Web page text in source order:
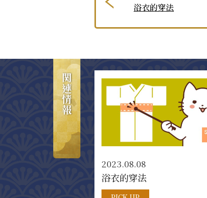
浴衣的穿法
関連情報
2023.08.08
浴衣的穿法